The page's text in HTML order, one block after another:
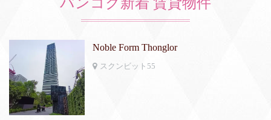
バンコク新着 賃貸物件
Noble Form Thonglor
スクンビット55